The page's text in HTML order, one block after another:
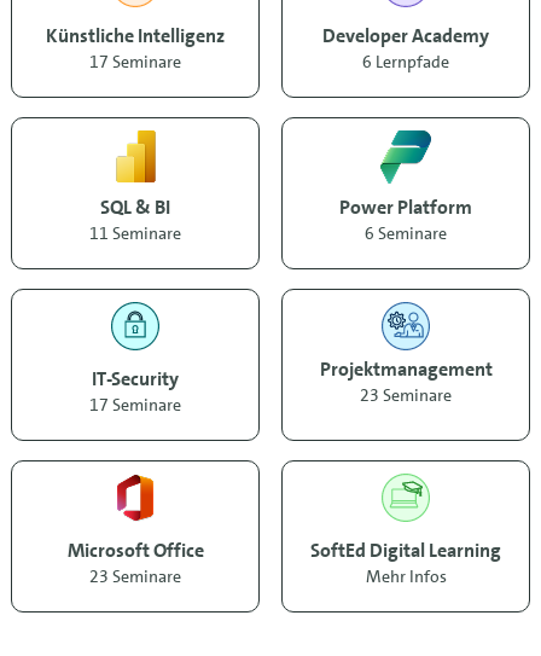
Künstliche Intelligenz
17 Seminare
Developer Academy
6 Lernpfade
SQL & BI
11 Seminare
Power Platform
6 Seminare
IT-Security
17 Seminare
Projektmanagement
23 Seminare
Microsoft Office
23 Seminare
SoftEd Digital Learning
Mehr Infos